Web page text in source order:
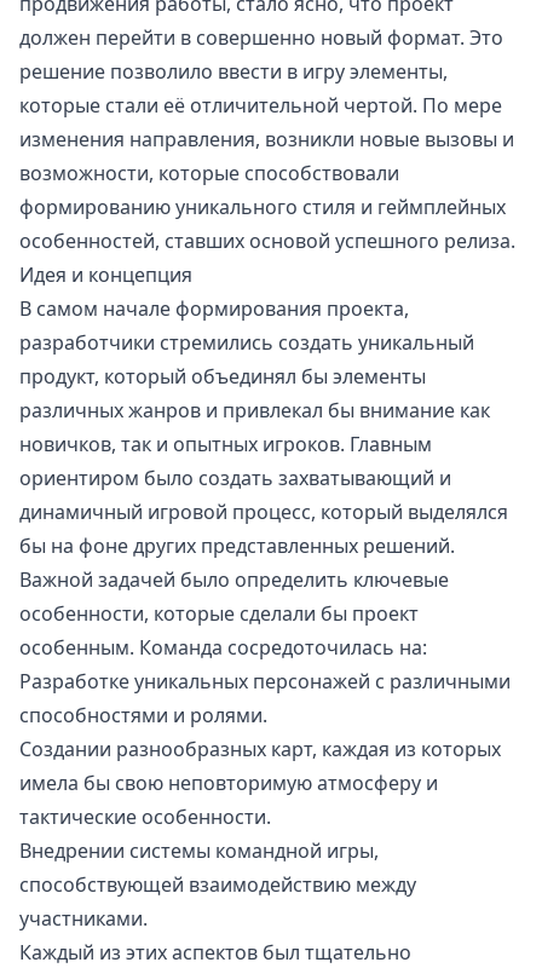
должен перейти в совершенно новый формат. Это
решение позволило ввести в игру элементы,
которые стали её отличительной чертой. По мере
изменения направления, возникли новые вызовы и
возможности, которые способствовали
формированию уникального стиля и геймплейных
особенностей, ставших основой успешного релиза.
Идея и концепция
В самом начале формирования проекта,
разработчики стремились создать уникальный
продукт, который объединял бы элементы
различных жанров и привлекал бы внимание как
новичков, так и опытных игроков. Главным
ориентиром было создать захватывающий и
динамичный игровой процесс, который выделялся
бы на фоне других представленных решений.
Важной задачей было определить ключевые
особенности, которые сделали бы проект
особенным. Команда сосредоточилась на:
Разработке уникальных персонажей с различными
способностями и ролями.
Создании разнообразных карт, каждая из которых
имела бы свою неповторимую атмосферу и
тактические особенности.
Внедрении системы командной игры,
способствующей взаимодействию между
участниками.
Каждый из этих аспектов был тщательно